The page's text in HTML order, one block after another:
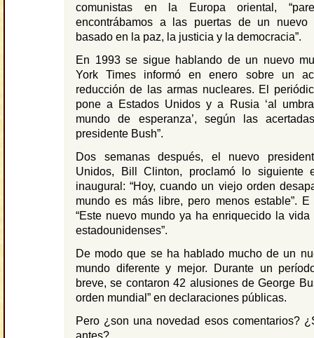
comunistas en la Europa oriental,
encontrábamos a las puertas de un nuevo
basado en la paz, la justicia y la democracia”.
En 1993 se sigue hablando de un nuevo
York Times informó en enero sobre un
reducción de las armas nucleares. El
pone a Estados Unidos y a Rusia ‘al
mundo de esperanza’, según las
presidente Bush”.
Dos semanas después, el nuevo
Unidos, Bill Clinton, proclamó lo siguiente
inaugural: “Hoy, cuando un viejo orden
mundo es más libre, pero menos estable”.
“Este nuevo mundo ya ha enriquecido la
estadounidenses”.
De modo que se ha hablado mucho de un
mundo diferente y mejor. Durante un
breve, se contaron 42 alusiones de George
orden mundial” en declaraciones públicas.
Pero ¿son una novedad esos comentarios?